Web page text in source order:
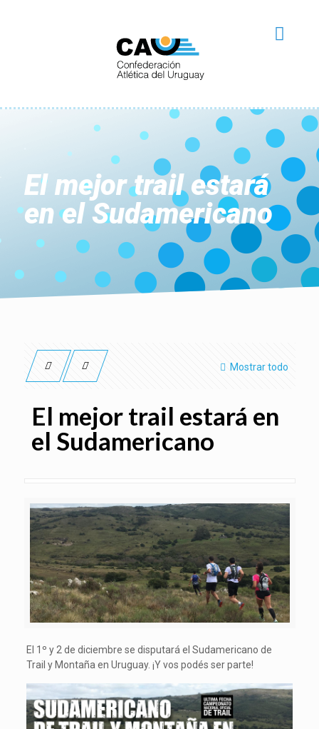
El mejor trail estará
en el Sudamericano
Mostrar todo
El mejor trail estará en
el Sudamericano
El 1º y 2 de diciembre se disputará el Sudamericano de
Trail y Montaña en Uruguay. ¡Y vos podés ser parte!